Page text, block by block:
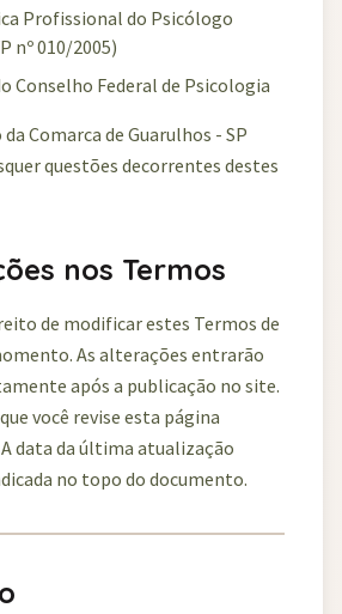
Profissional do Psicólogo
nº 010/2005)
Conselho Federal de Psicologia
Comarca de Guarulhos - SP
questões decorrentes destes
nos Termos
de modificar estes Termos de
As alterações entrarão
após a publicação no site.
você revise esta página
data da última atualização
no topo do documento.